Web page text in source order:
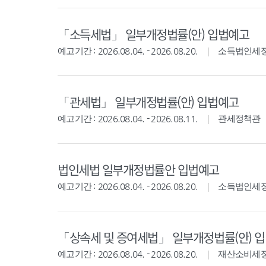
「소득세법」 일부개정법률(안) 입법예고
예고기간 : 2026.08.04. - 2026.08.20. 소득법인세
「관세법」 일부개정법률(안) 입법예고
예고기간 : 2026.08.04. - 2026.08.11. 관세정책관
법인세법 일부개정법률안 입법예고
예고기간 : 2026.08.04. - 2026.08.20. 소득법인세
「상속세 및 증여세법」 일부개정법률(안)
예고기간 : 2026.08.04. - 2026.08.20. 재산소비세